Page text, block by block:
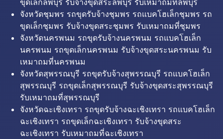
ขุดเล็กลพบุรี รับจ้างขุดสระลพบุรี รับเหมาถมที่ลพบุรี
จังหวัดชุมพร รถขุดรับจ้างชุมพร รถแบคโฮเล็กชุมพร รถ
ขุดเล็กชุมพร รับจ้างขุดสระชุมพร รับเหมาถมที่ชุมพร
จังหวัดนครพนม รถขุดรับจ้างนครพนม รถแบคโฮเล็ก
นครพนม รถขุดเล็กนครพนม รับจ้างขุดสระนครพนม รับ
เหมาถมที่นครพนม
จังหวัดสุพรรณบุรี รถขุดรับจ้างสุพรรณบุรี รถแบคโฮเล็ก
สุพรรณบุรี รถขุดเล็กสุพรรณบุรี รับจ้างขุดสระสุพรรณบุรี
รับเหมาถมที่สุพรรณบุรี
จังหวัดฉะเชิงเทรา รถขุดรับจ้างฉะเชิงเทรา รถแบคโฮเล็ก
ฉะเชิงเทรา รถขุดเล็กฉะเชิงเทรา รับจ้างขุดสระ
ฉะเชิงเทรา รับเหมาถมที่ฉะเชิงเทรา